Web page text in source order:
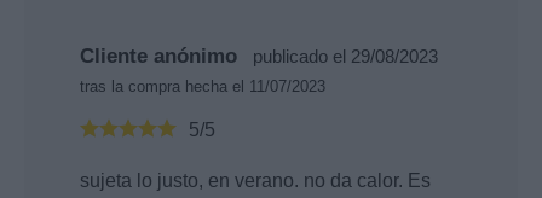
Cliente anónimo publicado el 29/08/2023
tras la compra hecha el 11/07/2023
5/5
sujeta lo justo, en verano. no da calor. Es